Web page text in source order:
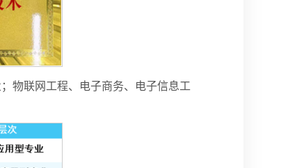
物联网工程、电子商务、电子信息工